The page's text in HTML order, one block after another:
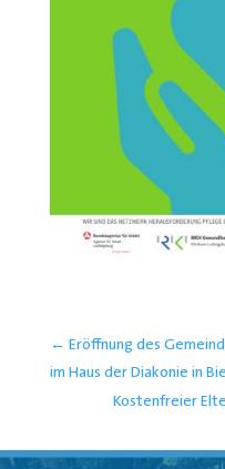
← Eröffnung des
im Haus der Diakonie in
Kostenfreier